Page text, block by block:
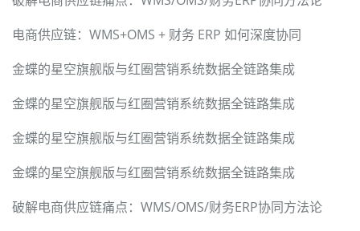
电商供应链：WMS+OMS + 财务 ERP 如何深度协同
金蝶的星空旗舰版与红圈营销系统数据全链路集成
金蝶的星空旗舰版与红圈营销系统数据全链路集成
金蝶的星空旗舰版与红圈营销系统数据全链路集成
金蝶的星空旗舰版与红圈营销系统数据全链路集成
破解电商供应链痛点：WMS/OMS/财务ERP协同方法论